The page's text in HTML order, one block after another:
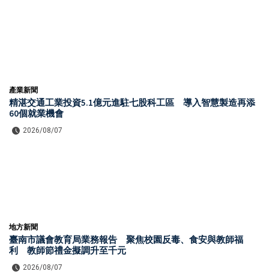
產業新聞
精湛交通工業投資5.1億元進駐七股科工區 導入智慧製造再添
60個就業機會
2026/08/07
地方新聞
臺南市議會教育局業務報告 聚焦校園反毒、食安與教師福
利 教師節禮金擬調升至千元
2026/08/07